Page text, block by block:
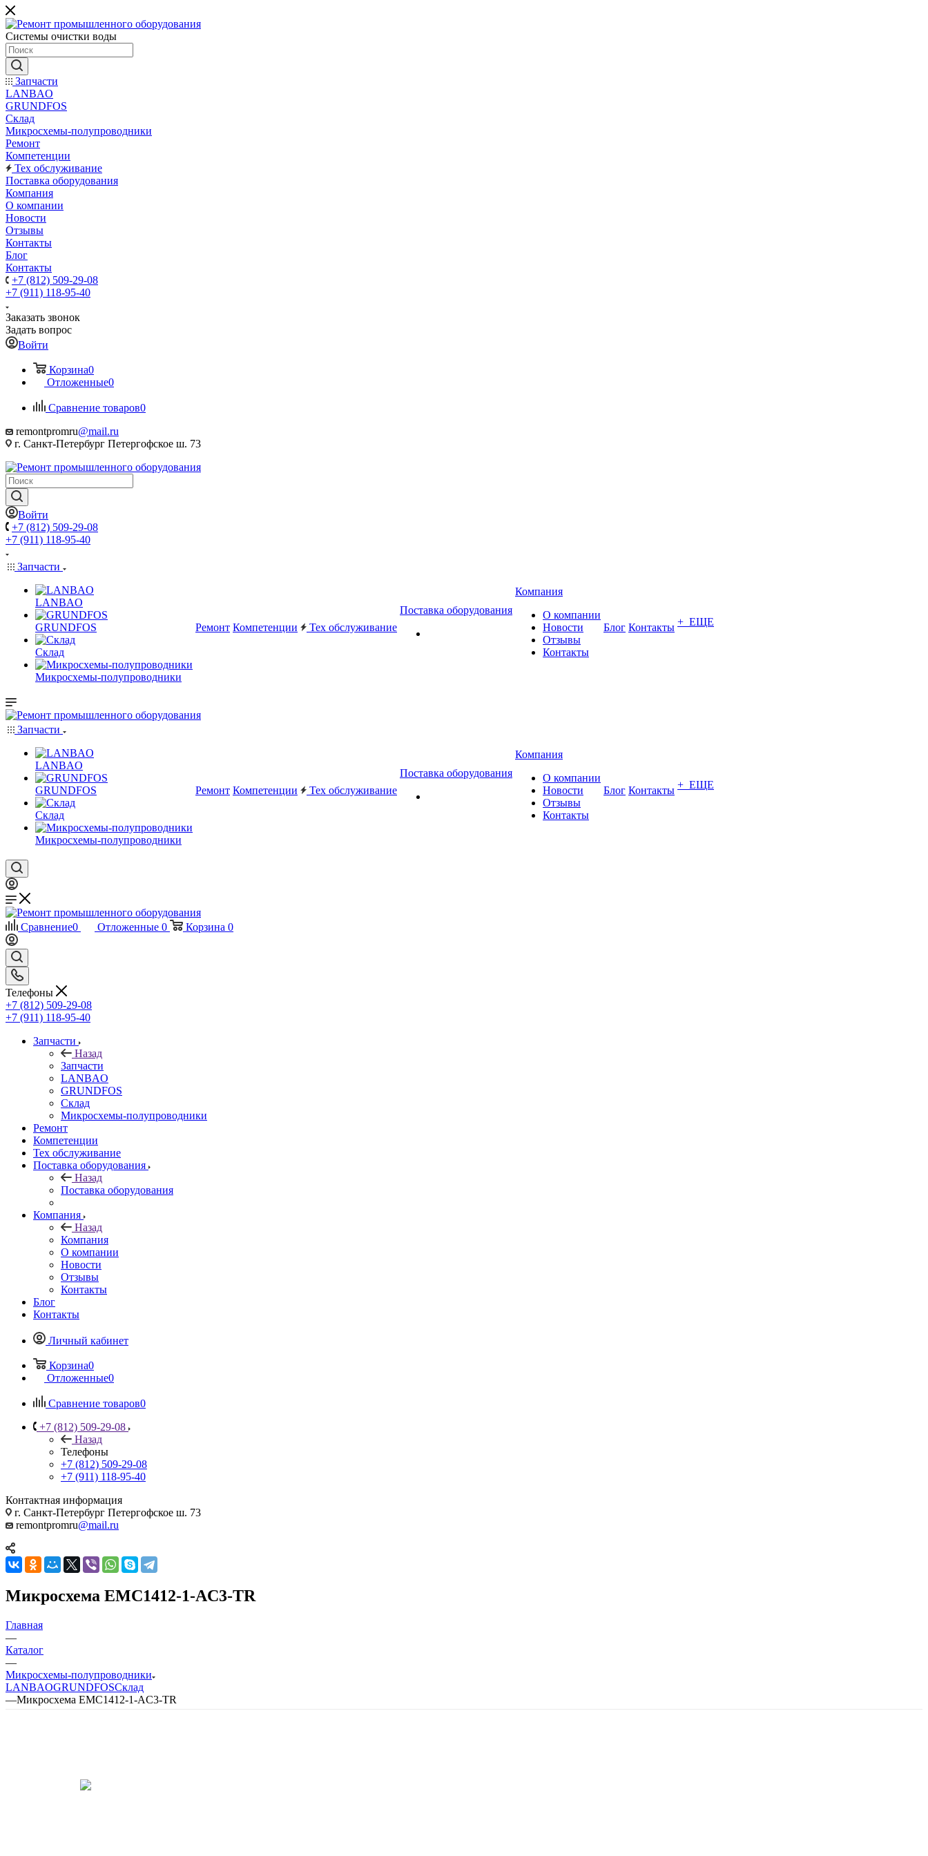
Системы очистки воды
Запчасти
LANBAO
GRUNDFOS
Склад
Микросхемы-полупроводники
Ремонт
Компетенции
Тех обслуживание
Поставка оборудования
Компания
О компании
Новости
Отзывы
Контакты
Блог
Контакты
+7 (812) 509-29-08
+7 (911) 118-95-40
Заказать звонок
Задать вопрос
Войти
Корзина0
Отложенные0
Сравнение товаров0
remontpromru@mail.ru
г. Санкт-Петербург Петергофское ш. 73
Войти
+7 (812) 509-29-08
+7 (911) 118-95-40
Запчасти
LANBAO
GRUNDFOS
Склад
Микросхемы-полупроводники
Ремонт Компетенции Тех обслуживание
Поставка оборудования
Компания
О компании
Новости
Отзывы
Контакты
Блог Контакты + ЕЩЕ
Запчасти
LANBAO
GRUNDFOS
Склад
Микросхемы-полупроводники
Ремонт Компетенции Тех обслуживание
Поставка оборудования
Компания
О компании
Новости
Отзывы
Контакты
Блог Контакты + ЕЩЕ
Сравнение0 Отложенные 0 Корзина 0
Телефоны
+7 (812) 509-29-08
+7 (911) 118-95-40
Запчасти
Назад
Запчасти
LANBAO
GRUNDFOS
Склад
Микросхемы-полупроводники
Ремонт
Компетенции
Тех обслуживание
Поставка оборудования
Назад
Поставка оборудования
Компания
Назад
Компания
О компании
Новости
Отзывы
Контакты
Блог
Контакты
Личный кабинет
Корзина0
Отложенные0
Сравнение товаров0
+7 (812) 509-29-08
Назад
Телефоны
+7 (812) 509-29-08
+7 (911) 118-95-40
Контактная информация
г. Санкт-Петербург Петергофское ш. 73
remontpromru@mail.ru
Микросхема EMC1412-1-AC3-TR
Главная
—
Каталог
—
Микросхемы-полупроводники
LANBAOGRUNDFOSСклад
—Микросхема EMC1412-1-AC3-TR